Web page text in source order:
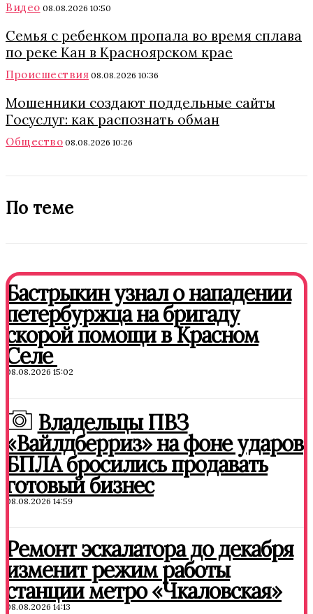
Видео 08.08.2026 10:50
Семья с ребенком пропала во время сплава
по реке Кан в Красноярском крае
Происшествия 08.08.2026 10:36
Мошенники создают поддельные сайты
Госуслуг: как распознать обман
Общество 08.08.2026 10:26
По теме
Бастрыкин узнал о нападении
петербуржца на бригаду
скорой помощи в Красном
Селе
08.08.2026 15:02
Владельцы ПВЗ
«Вайлдберриз» на фоне ударов
БПЛА бросились продавать
готовый бизнес
08.08.2026 14:59
Ремонт эскалатора до декабря
изменит режим работы
станции метро «Чкаловская»
08.08.2026 14:13